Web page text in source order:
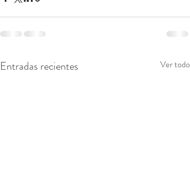
Entradas recientes Ver todo